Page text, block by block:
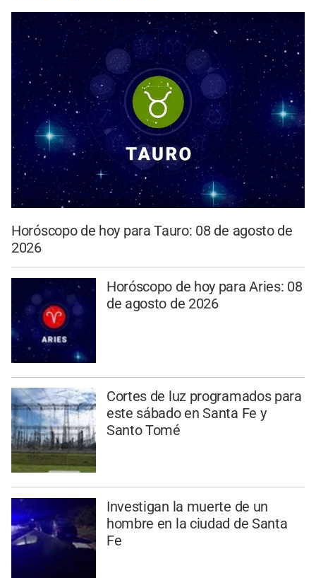
Horóscopo de hoy para Tauro: 08 de agosto de
2026
Horóscopo de hoy para Aries: 08
de agosto de 2026
Cortes de luz programados para
este sábado en Santa Fe y
Santo Tomé
Investigan la muerte de un
hombre en la ciudad de Santa
Fe